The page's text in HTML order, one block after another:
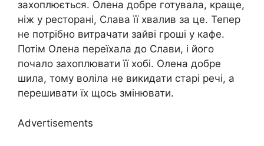
захоплюється. Олена добре готувала, краще,
ніж у ресторані, Слава її хвалив за це. Тепер
не потрібно витрачати зайві гроші у кафе.
Потім Олена переїхала до Слави, і його
почало захоплювати її хобі. Олена добре
шила, тому воліла не викидати старі речі, а
перешивати їх щось змінювати.
Advertisements